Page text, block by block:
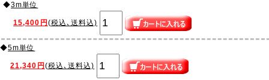
◆3m単位
15,400円(税込､送料込)
◆5m単位
21,340円(税込､送料込)